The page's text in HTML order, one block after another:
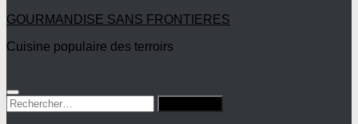
GOURMANDISE SANS FRONTIERES
Cuisine populaire des terroirs
Rechercher :